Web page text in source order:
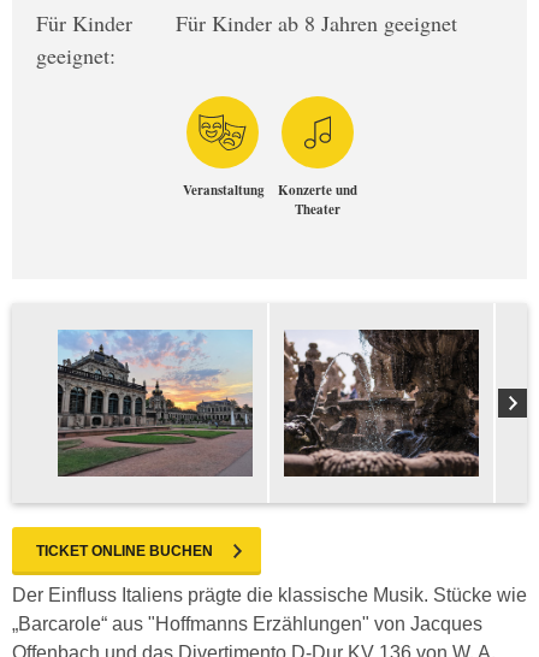
Für Kinder
geeignet:
Für Kinder ab 8 Jahren geeignet
Veranstaltung
Konzerte und
Theater
TICKET ONLINE BUCHEN
Der Einfluss Italiens prägte die klassische Musik. Stücke wie
„Barcarole“ aus "Hoffmanns Erzählungen" von Jacques
Offenbach und das Divertimento D-Dur KV 136 von W. A.